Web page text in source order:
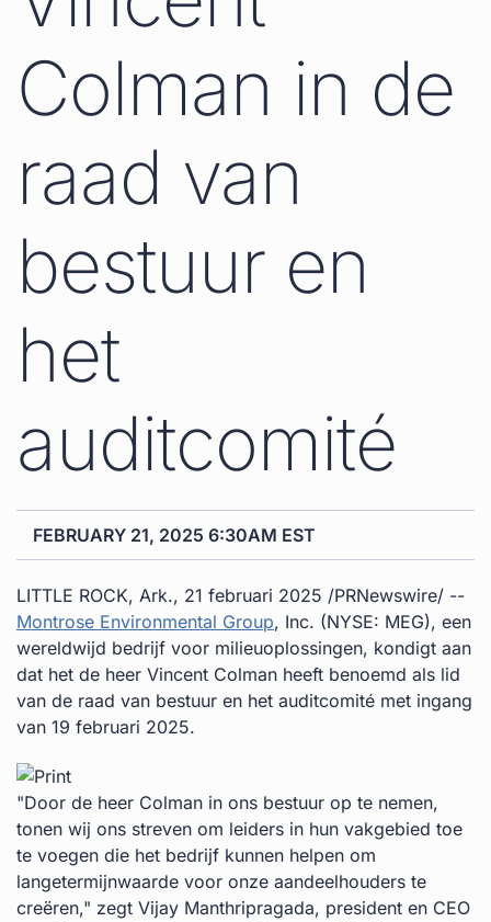
Colman in de
raad van
bestuur en
het
auditcomité
FEBRUARY 21, 2025 6:30AM EST
LITTLE ROCK, Ark., 21 februari 2025 /PRNewswire/ --
Montrose Environmental Group, Inc. (NYSE: MEG), een
wereldwijd bedrijf voor milieuoplossingen, kondigt aan
dat het de heer Vincent Colman heeft benoemd als lid
van de raad van bestuur en het auditcomité met ingang
van 19 februari 2025.
"Door de heer Colman in ons bestuur op te nemen,
tonen wij ons streven om leiders in hun vakgebied toe
te voegen die het bedrijf kunnen helpen om
langetermijnwaarde voor onze aandeelhouders te
creëren," zegt Vijay Manthripragada, president en CEO